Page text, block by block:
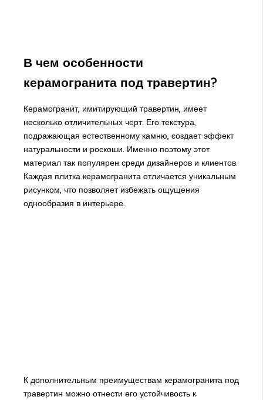
В чем особенности
керамогранита под травертин?
Керамогранит, имитирующий травертин, имеет
несколько отличительных черт. Его текстура,
подражающая естественному камню, создает эффект
натуральности и роскоши. Именно поэтому этот
материал так популярен среди дизайнеров и клиентов.
Каждая плитка керамогранита отличается уникальным
рисунком, что позволяет избежать ощущения
однообразия в интерьере.
К дополнительным преимуществам керамогранита под
травертин можно отнести его устойчивость к